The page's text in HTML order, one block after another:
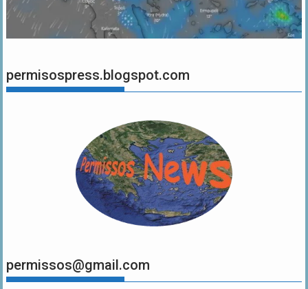
permisospress.blogspot.com
permissos@gmail.com